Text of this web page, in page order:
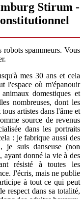
Stirum -
robots spammeurs. Vous
mes 30 ans et cela
l'espace où m'épanouir
domestiques et
nombreuses, dont les
artistes dans l'âme et
source de revenus
dans les portraits
: je fabrique aussi des
je suis danseuse (non
ayant donné la vie à des
résisté à toutes les
J'écris, mais ne publie
à tout ce qui peut
respect dans sa totalité,